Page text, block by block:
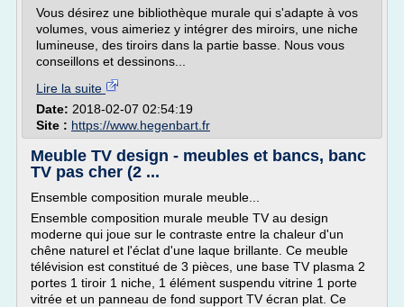
Vous désirez une bibliothèque murale qui s'adapte à vos
volumes, vous aimeriez y intégrer des miroirs, une niche
lumineuse, des tiroirs dans la partie basse. Nous vous
conseillons et dessinons...
Lire la suite
Date: 2018-02-07 02:54:19
Site : https://www.hegenbart.fr
Meuble TV design - meubles et bancs, banc
TV pas cher (2 ...
Ensemble composition murale meuble...
Ensemble composition murale meuble TV au design
moderne qui joue sur le contraste entre la chaleur d'un
chêne naturel et l'éclat d'une laque brillante. Ce meuble
télévision est constitué de 3 pièces, une base TV plasma 2
portes 1 tiroir 1 niche, 1 élément suspendu vitrine 1 porte
vitrée et un panneau de fond support TV écran plat. Ce